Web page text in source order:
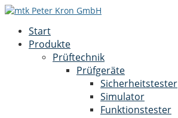
Start
Produkte
Prüftechnik
Prüfgeräte
Sicherheitstester
Simulator
Funktionstester